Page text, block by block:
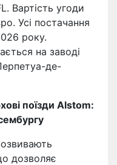
Вартість угоди
Усі постачання
року.
на заводі
де-
поїзди Alstom:
дозволяє